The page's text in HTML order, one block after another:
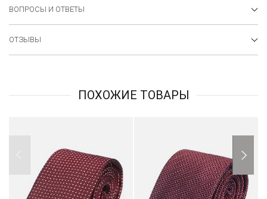
ВОПРОСЫ И ОТВЕТЫ
ОТЗЫВЫ
ПОХОЖИЕ ТОВАРЫ